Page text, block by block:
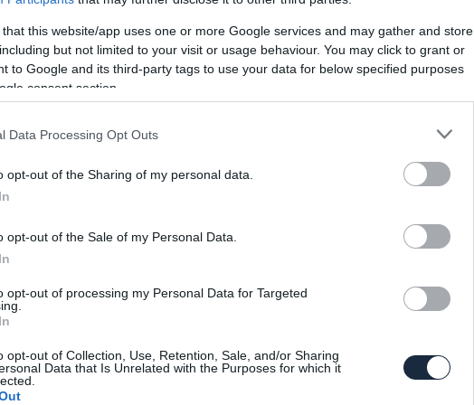
that this website/app uses one or more Google services and may gather and store
but not limited to your visit or usage behaviour. You may click to grant or
to Google and its third-party tags to use your data for below specified purposes
consent section.
Data Processing Opt Outs
opt-out of the Sharing of my personal data.
opt-out of the Sale of my Personal Data.
opt-out of processing my Personal Data for Targeted
opt-out of Collection, Use, Retention, Sale, and/or Sharing
Data that Is Unrelated with the Purposes for which it
száguldozni. Na de mi történik, ha
az Engler legújabb őrülete, te meg
a tudását.
fel az autószalonokon. Itt van például a most
mely nevéhez méltóan egy quad és egy
zárt karosszéria viszont nincs, ráadásul
megoldást találhatja a szemlélődő.
2,5 másodperc alatt katapultál 100-ra, a
tempónál van meghatározva. Haláli? Szó